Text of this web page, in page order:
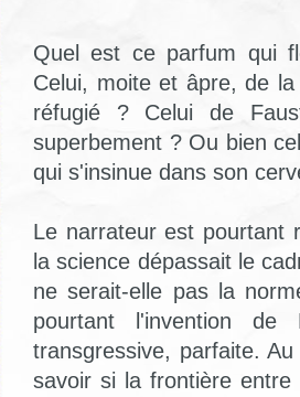
Quel est ce parfum qui
Celui, moite et âpre, de
réfugié ? Celui de
superbement ? Ou bien
qui s'insinue dans son
Le narrateur est pourtant
la science dépassait le
ne serait-elle pas la
pourtant l'invention
transgressive, parfaite.
savoir si la frontière